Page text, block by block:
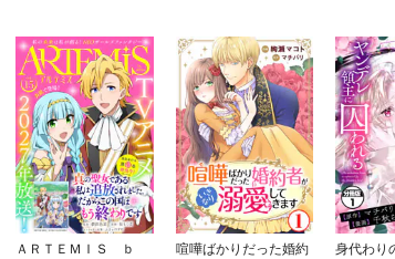
ＡＲＴＥＭＩＳ ｂ
喧嘩ばかりだった婚約
身代わり